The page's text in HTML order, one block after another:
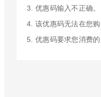
3. 优惠码输入不正确。
4. 该优惠码无法在您购
5. 优惠码要求您消费